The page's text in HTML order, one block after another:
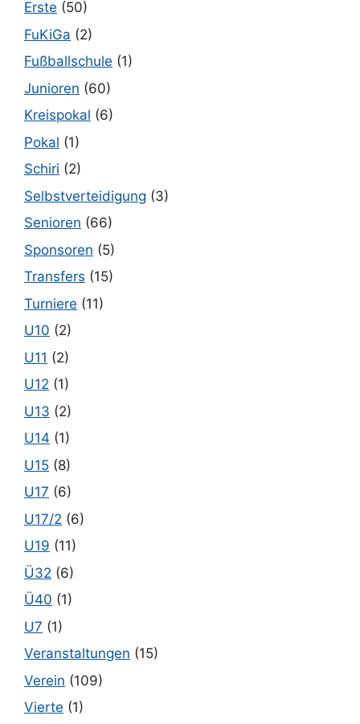
Erste (50)
FuKiGa (2)
Fußballschule (1)
Junioren (60)
Kreispokal (6)
Pokal (1)
Schiri (2)
Selbstverteidigung (3)
Senioren (66)
Sponsoren (5)
Transfers (15)
Turniere (11)
U10 (2)
U11 (2)
U12 (1)
U13 (2)
U14 (1)
U15 (8)
U17 (6)
U17/2 (6)
U19 (11)
Ü32 (6)
Ü40 (1)
U7 (1)
Veranstaltungen (15)
Verein (109)
Vierte (1)